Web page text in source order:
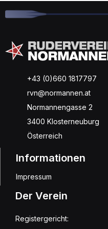
+43 (0)660 1817797
rvn@normannen.at
Normannengasse 2
3400 Klosterneuburg
Österreich
Informationen
Impressum
Der Verein
Registergericht: